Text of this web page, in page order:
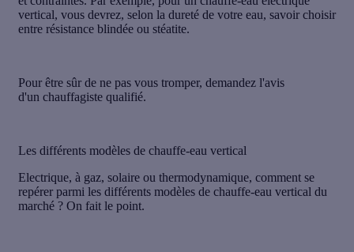
vertical, vous devrez, selon la dureté de votre eau, savoir choisir
entre résistance blindée ou stéatite.
Pour être sûr de ne pas vous tromper, demandez l'avis
d'un chauffagiste qualifié.
Les différents modèles de chauffe-eau vertical
Electrique, à gaz, solaire ou thermodynamique, comment se
repérer parmi les différents modèles de chauffe-eau vertical du
marché ? On fait le point.